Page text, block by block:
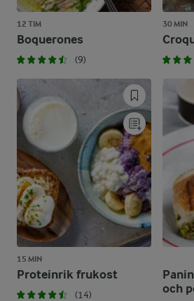
12 TIM
Boquerones
(9)
30 MIN
15 MIN
Proteinrik frukost
(14)
och